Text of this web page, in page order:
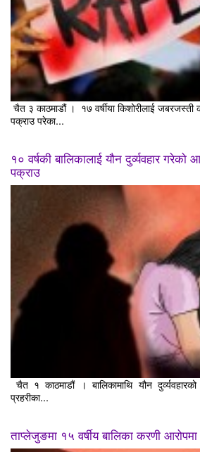
चैत ३ काठमाडौं । १७ वर्षीया किशोरीलाई जबरजस्ती
पक्राउ परेका...
१० वर्षकी बालिकालाई यौन दुर्व्यवहार
पक्राउ
चैत १ काठमाडौं । बालिकामाथि यौन
प्रहरीका...
ताप्लेजुङमा १५ वर्षीय बालिका करणी